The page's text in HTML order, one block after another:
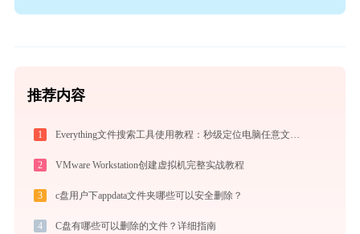
推荐内容
1
2 VMware Workstation创建虚拟机完整实战教程
3 c盘用户下appdata文件夹哪些可以安全删除？
4 C盘有哪些可以删除的文件？详细指南